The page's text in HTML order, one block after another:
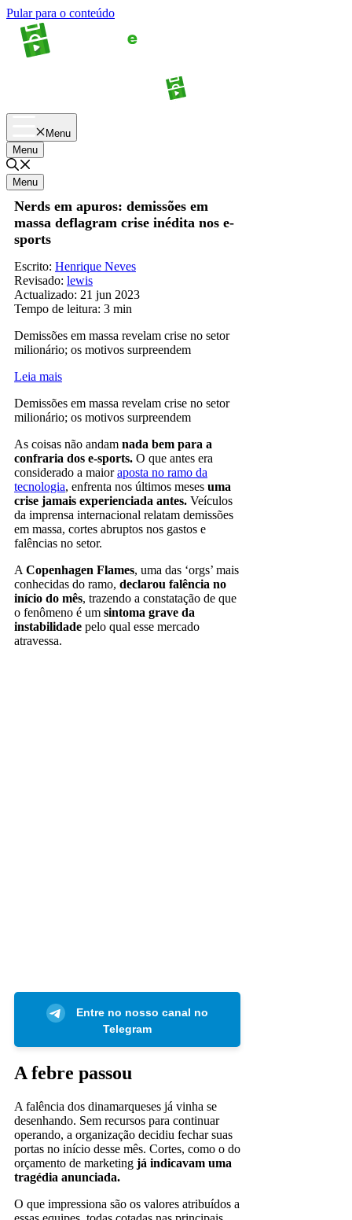
Pular para o conteúdo
Menu
Menu
Menu
Nerds em apuros: demissões em
massa deflagram crise inédita nos e-
sports
Escrito: Henrique Neves
Revisado: lewis
Actualizado: 21 jun 2023
Tempo de leitura: 3 min
Demissões em massa revelam crise no setor
milionário; os motivos surpreendem
Leia mais
Demissões em massa revelam crise no setor
milionário; os motivos surpreendem
As coisas não andam nada bem para a
confraria dos e-sports. O que antes era
considerado a maioraposta no ramo da
tecnologia, enfrenta nos últimos meses uma
crise jamais experienciada antes. Veículos
da imprensa internacional relatam demissões
em massa, cortes abruptos nos gastos e
falências no setor.
A Copenhagen Flames, uma das ‘orgs’ mais
conhecidas do ramo, declarou falência no
início do mês, trazendo a constatação de que
o fenômeno é um sintoma grave da
instabilidade pelo qual esse mercado
atravessa.
Entre no nosso canal no
Telegram
A febre passou
A falência dos dinamarqueses já vinha se
desenhando. Sem recursos para continuar
operando, a organização decidiu fechar suas
portas no início desse mês. Cortes, como o do
orçamento de marketing já indicavam uma
tragédia anunciada.
O que impressiona são os valores atribuídos a